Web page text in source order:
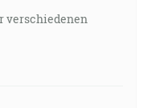
verschiedenen